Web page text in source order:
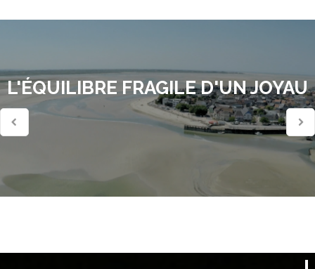
L'ÉQUILIBRE FRAGILE D'UN JOYAU